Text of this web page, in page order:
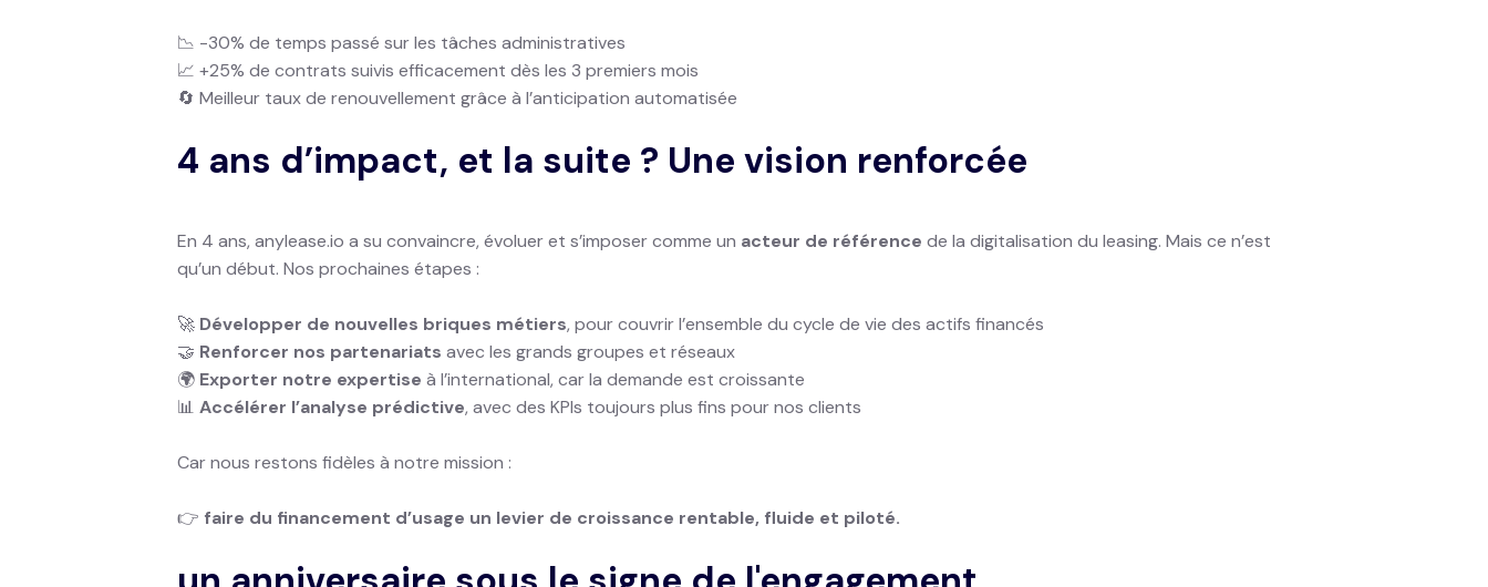
📉 -30% de temps passé sur les tâches administratives
📈 +25% de contrats suivis efficacement dès les 3 premiers mois
🔄 Meilleur taux de renouvellement grâce à l’anticipation automatisée
4 ans d’impact, et la suite ? Une vision renforcée
En 4 ans, anylease.io a su convaincre, évoluer et s’imposer comme un acteur de référence de la digitalisation du leasing. Mais ce n’est
qu’un début. Nos prochaines étapes :
🚀 Développer de nouvelles briques métiers, pour couvrir l’ensemble du cycle de vie des actifs financés
🤝 Renforcer nos partenariats avec les grands groupes et réseaux
🌍 Exporter notre expertise à l’international, car la demande est croissante
📊 Accélérer l’analyse prédictive, avec des KPIs toujours plus fins pour nos clients
Car nous restons fidèles à notre mission :
👉 faire du financement d’usage un levier de croissance rentable, fluide et piloté.